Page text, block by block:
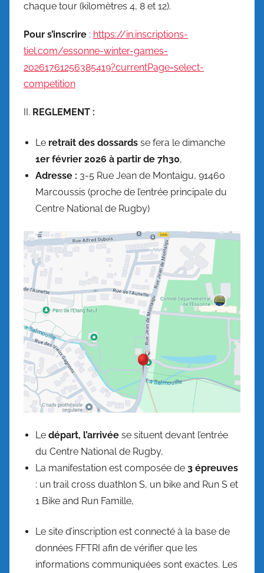
chaque tour (kilomètres 4, 8 et 12).
Pour s’inscrire : https://in.inscriptions-
tiel.com/essonne-winter-games-
20261761256385419?currentPage=select-
competition
II. REGLEMENT :
Le retrait des dossards se fera le dimanche
1er février 2026 à partir de 7h30,
Adresse : 3-5 Rue Jean de Montaigu, 91460
Marcoussis (proche de l’entrée principale du
Centre National de Rugby)
Le départ, l’arrivée se situent devant l’entrée
du Centre National de Rugby,
La manifestation est composée de 3 épreuves
: un trail cross duathlon S, un bike and Run S et
1 Bike and Run Famille,
Le site d’inscription est connecté à la base de
données FFTRI afin de vérifier que les
informations communiquées sont exactes. Les